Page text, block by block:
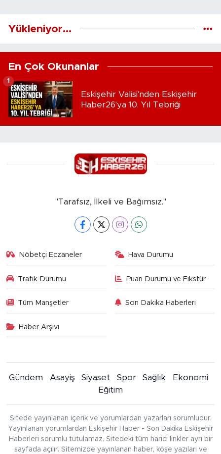
Yükleniyor...
En Çok Okunanlar
Eskişehir Valisi'nden Eskişehir
Haber26'ya 10. Yıl Tebriği
1
"Tarafsız, İlkeli ve Bağımsız."
Nöbetçi Eczaneler Hava Durumu
Trafik Durumu Puan Durumu ve Fikstür
Tüm Manşetler Son Dakika Haberleri
Haber Arşivi
Gündem Asayiş Siyaset Spor Sağlık
Ekonomi
Eğitim
Sitede yayınlanan içerik ve yorumlardan yazarları sorumludur.
Yayınlanan yorumlardan Eskişehir Haber - Son Dakika Eskişehir
Haberleri sorumlu tutulamaz. Sitedeki tüm harici linkler ayrı bir
sayfada açılır. Sitemizde yayınlanan haber, köşe yazıları ve